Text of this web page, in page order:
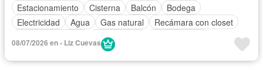
Estacionamiento
Cisterna Balcón
Bodega
Electricidad
Agua Gas natural
Recámara con closet
Solo familias
08/07/2026 en - Liz Cuevas